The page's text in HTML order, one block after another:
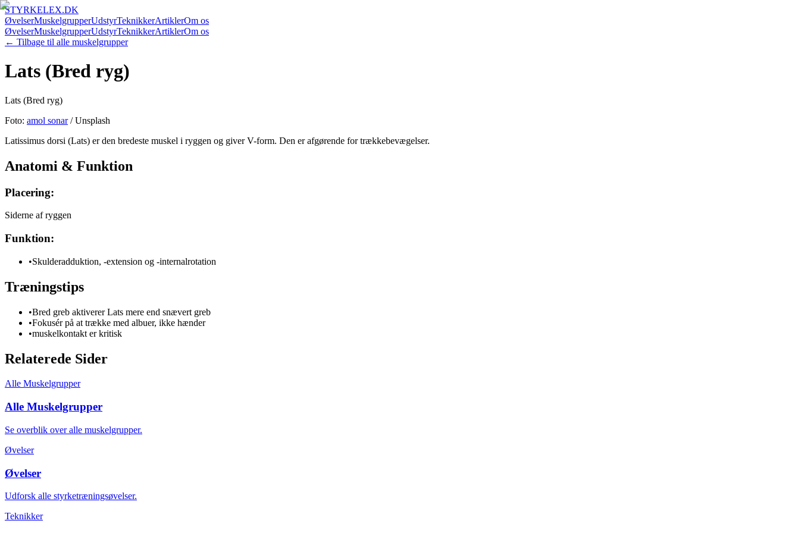
STYRKELEX.DK
ØvelserMuskelgrupperUdstyrTeknikkerArtiklerOm os
ØvelserMuskelgrupperUdstyrTeknikkerArtiklerOm os
← Tilbage til alle muskelgrupper
Lats (Bred ryg)
Lats (Bred ryg)
Foto: amol sonar/ Unsplash
Latissimus dorsi (Lats) er den bredeste muskel i ryggen og giver V-form. Den er afgørende for trækkebevægelser.
Anatomi & Funktion
Placering:
Siderne af ryggen
Funktion:
•Skulderadduktion, -extension og -internalrotation
Træningstips
•Bred greb aktiverer Lats mere end snævert greb
•Fokusér på at trække med albuer, ikke hænder
•muskelkontakt er kritisk
Relaterede Sider
Alle Muskelgrupper
Alle Muskelgrupper
Se overblik over alle muskelgrupper.
Øvelser
Øvelser
Udforsk alle styrketræningsøvelser.
Teknikker